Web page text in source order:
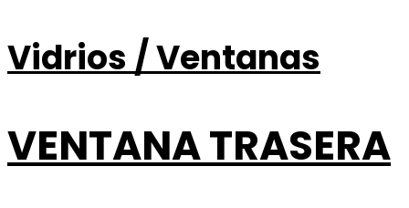
Vidrios / Ventanas
VENTANA TRASERA